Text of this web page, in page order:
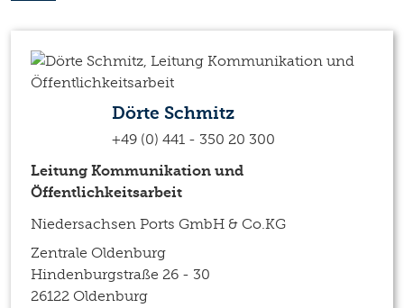
Dörte Schmitz
+49 (0) 441 - 350 20 300
Leitung Kommunikation und
Öffentlichkeitsarbeit
Niedersachsen Ports GmbH & Co.KG
Zentrale Oldenburg
Hindenburgstraße 26 - 30
26122 Oldenburg